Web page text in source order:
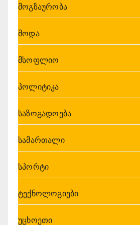
მოგზაურობა
მოდა
მსოფლიო
პოლიტიკა
საზოგადოება
სამართალი
სპორტი
ტექნოლოგიები
უცხოეთი